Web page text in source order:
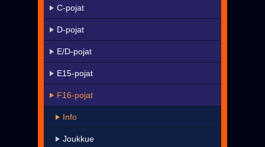
KaMa-VIP
Yhteystiedot
Harrastetoiminta ▼
Uutiset
Pelissä mukana
C-pojat
D-pojat
E/D-pojat
E15-pojat
F16-pojat
Info
Joukkue